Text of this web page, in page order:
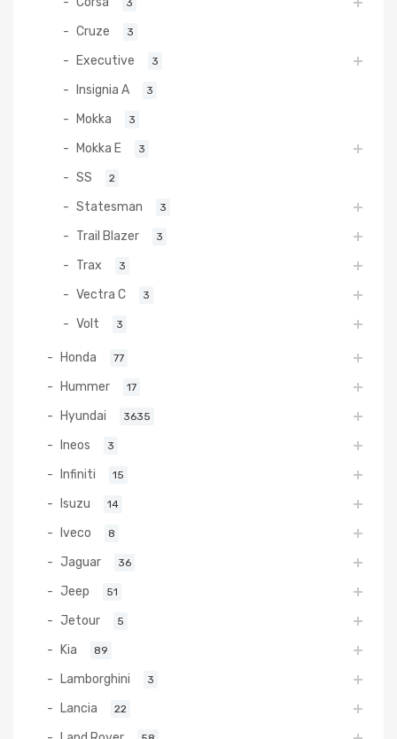
3
Cruze 3
Executive 3
Insignia A 3
Mokka 3
Mokka E 3
SS 2
Statesman 3
Trail Blazer 3
Trax 3
Vectra C 3
Volt 3
Honda 77
Hummer 17
Hyundai 3635
Ineos 3
Infiniti 15
Isuzu 14
Iveco 8
Jaguar 36
Jeep 51
Jetour 5
Kia 89
Lamborghini 3
Lancia 22